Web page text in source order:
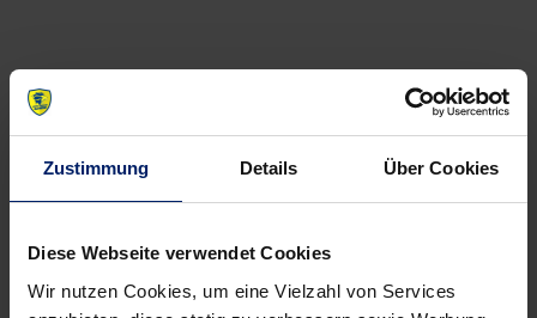
Zustimmung Details Über Cookies
Diese Webseite verwendet Cookies
Wir nutzen Cookies, um eine Vielzahl von Services
NEWSLETTER